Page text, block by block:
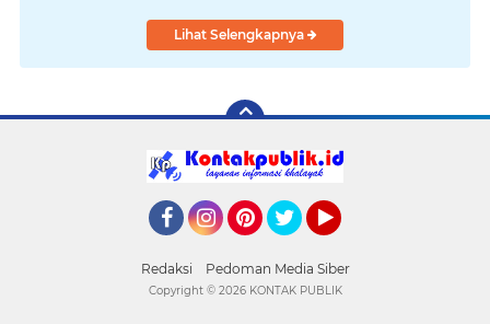
Lihat Selengkapnya
Redaksi Pedoman Media Siber
Copyright © 2026 KONTAK PUBLIK